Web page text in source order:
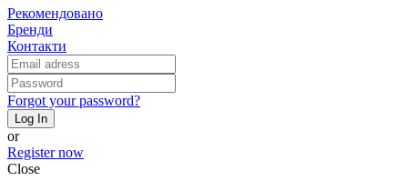
Рекомендовано
Бренди
Контакти
Forgot your password?
Log In
or
Register now
Close